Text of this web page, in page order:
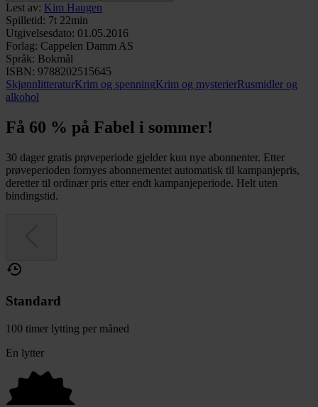
Lest av: Kim Haugen
Spilletid: 7t 22min
Utgivelsesdato: 01.05.2016
Forlag: Cappelen Damm AS
Språk: Bokmål
ISBN: 9788202515645
SkjønnlitteraturKrim og spenningKrim og mysterierRusmidler og
alkohol
Få 60 % på Fabel i sommer!
30 dager gratis prøveperiode gjelder kun nye abonnenter. Etter
prøveperioden fornyes abonnementet automatisk til kampanjepris,
deretter til ordinær pris etter endt kampanjeperiode. Helt uten
bindingstid.
Standard
100 timer lytting per måned
En lytter